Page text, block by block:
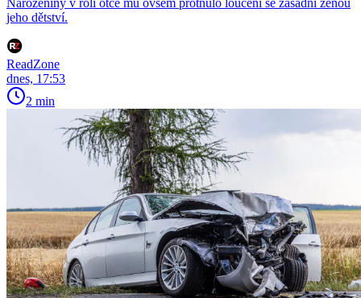
jeho dětství.
ReadZone
dnes, 17:53
2 min